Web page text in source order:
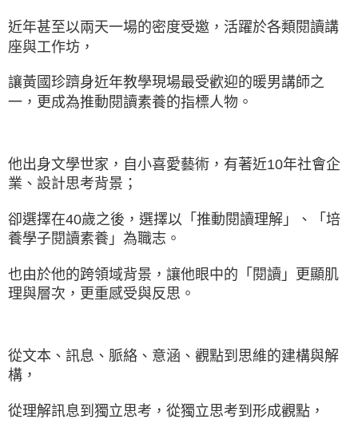
近年甚至以兩天一場的密度受邀，活躍於各類閱讀講
座與工作坊，
讓黃國珍躋身近年教學現場最受歡迎的暖男講師之
一，更成為推動閱讀素養的指標人物。
他出身文學世家，自小喜愛藝術，有著近10年社會企
業、設計思考背景；
卻選擇在40歲之後，選擇以「推動閱讀理解」、「培
養學子閱讀素養」為職志。
也由於他的跨領域背景，讓他眼中的「閱讀」更顯肌
理與層次，更重感受與反思。
從文本、訊息、脈絡、意涵、觀點到思維的建構與解
構，
從理解訊息到獨立思考，從獨立思考到形成觀點，